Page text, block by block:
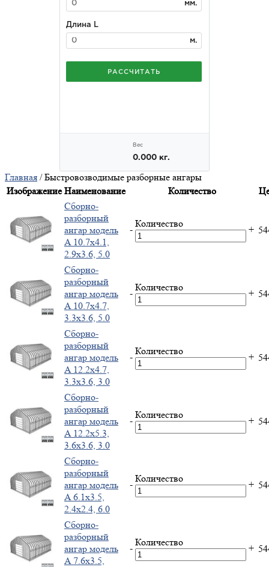
Главная / Быстровозводимые разборные ангары
Изображение Наименование Количество
Cборно-
разборный
ангар модель
A 10.7x4.1,
2.9x3.6, 5.0
-
Количество
+
Cборно-
разборный
ангар модель
A 10.7x4.7,
3.3x3.6, 5.0
-
Количество
+
Cборно-
разборный
ангар модель
A 12.2x4.7,
3.3x3.6, 3.0
-
Количество
+
Cборно-
разборный
ангар модель
A 12.2x5.3,
3.6x3.6, 3.0
-
Количество
+
Cборно-
разборный
ангар модель
A 6.1x3.5,
2.4x2.4, 6.0
-
Количество
+
Cборно-
разборный
ангар модель
A 7.6x3.5,
-
Количество
+